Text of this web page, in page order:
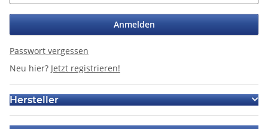
Anmelden
Passwort vergessen
Neu hier? Jetzt registrieren!
Hersteller